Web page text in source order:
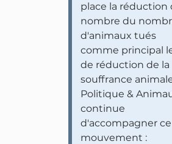
place la réduction
nombre du
d'animaux tués
comme principal
de réduction de la
souffrance
Politique &
continue
d'accompagner ce
mouvement :